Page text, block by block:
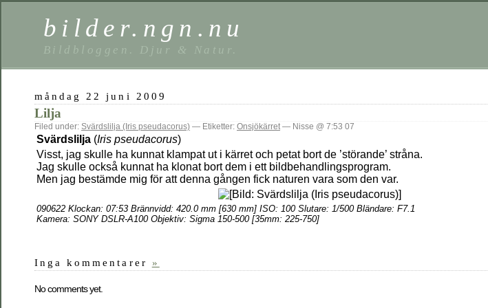
bilder.ngn.nu
Bildbloggen. Djur & Natur.
måndag 22 juni 2009
Lilja
Filed under: Svärdslilja (Iris pseudacorus) — Etiketter: Onsjökärret— Nisse @ 7:53 07
Svärdslilja (Iris pseudacorus)
Visst, jag skulle ha kunnat klampat ut i kärret och petat bort de ’störande’ stråna.
Jag skulle också kunnat ha klonat bort dem i ett bildbehandlingsprogram.
Men jag bestämde mig för att denna gången fick naturen vara som den var.
090622 Klockan: 07:53 Brännvidd: 420.0 mm [630 mm] ISO: 100 Slutare: 1/500 Bländare: F7.1
Kamera: SONY DSLR-A100 Objektiv: Sigma 150-500 [35mm: 225-750]
Inga kommentarer »
No comments yet.